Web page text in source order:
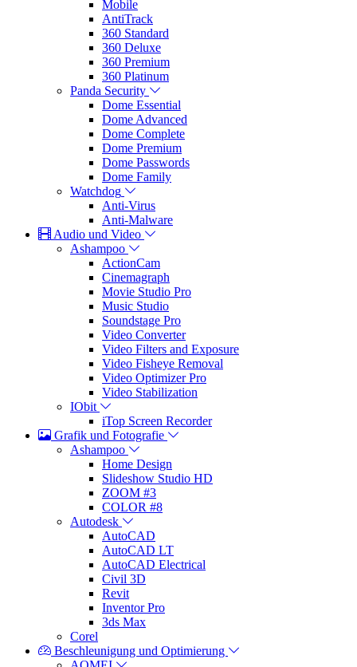
Mobile
AntiTrack
360 Standard
360 Deluxe
360 Premium
360 Platinum
Panda Security
Dome Essential
Dome Advanced
Dome Complete
Dome Premium
Dome Passwords
Dome Family
Watchdog
Anti-Virus
Anti-Malware
Audio und Video
Ashampoo
ActionCam
Cinemagraph
Movie Studio Pro
Music Studio
Soundstage Pro
Video Converter
Video Filters and Exposure
Video Fisheye Removal
Video Optimizer Pro
Video Stabilization
IObit
iTop Screen Recorder
Grafik und Fotografie
Ashampoo
Home Design
Slideshow Studio HD
ZOOM #3
COLOR #8
Autodesk
AutoCAD
AutoCAD LT
AutoCAD Electrical
Civil 3D
Revit
Inventor Pro
3ds Max
Corel
Beschleunigung und Optimierung